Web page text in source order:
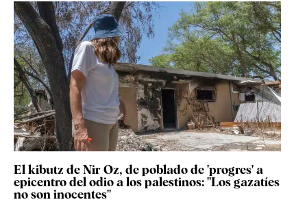
El kibutz de Nir Oz, de poblado de 'progres' a
epicentro del odio a los palestinos: "Los gazatíes
no son inocentes"